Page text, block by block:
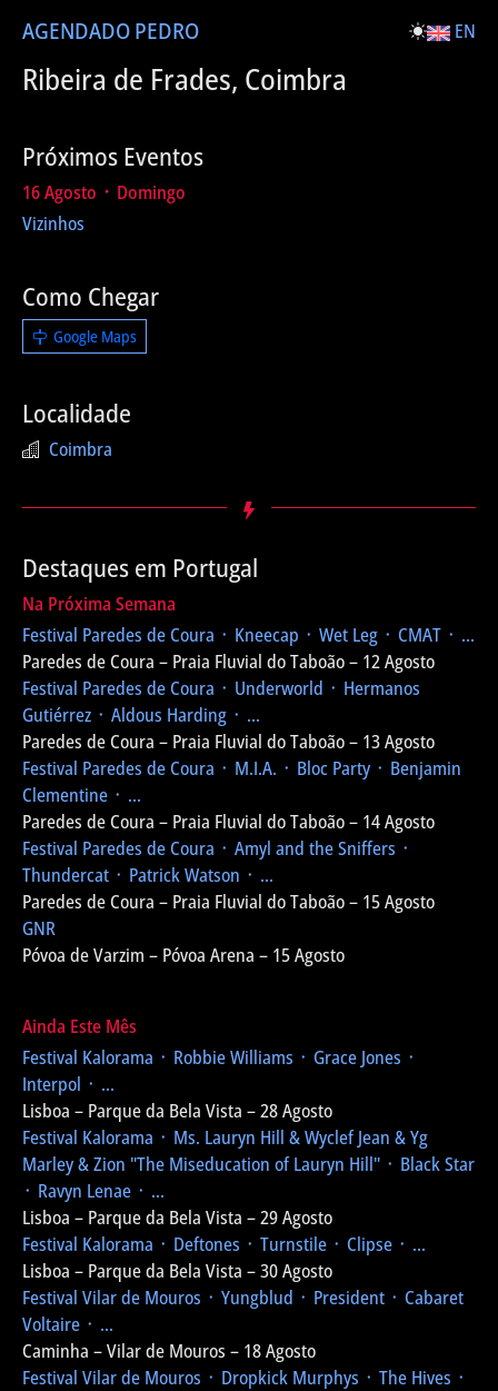
AGENDADO PEDRO EN
Ribeira de Frades, Coimbra
Próximos Eventos
16 Agosto ᛫ Domingo
Vizinhos
Como Chegar
Google Maps
Localidade
Coimbra
Destaques em Portugal
Na Próxima Semana
Festival Paredes de Coura ᛫ Kneecap ᛫ Wet Leg ᛫ CMAT ᛫ ...
Paredes de Coura – Praia Fluvial do Taboão – 12 Agosto
Festival Paredes de Coura ᛫ Underworld ᛫ Hermanos
Gutiérrez ᛫ Aldous Harding ᛫ ...
Paredes de Coura – Praia Fluvial do Taboão – 13 Agosto
Festival Paredes de Coura ᛫ M.I.A. ᛫ Bloc Party ᛫ Benjamin
Clementine ᛫ ...
Paredes de Coura – Praia Fluvial do Taboão – 14 Agosto
Festival Paredes de Coura ᛫ Amyl and the Sniffers ᛫
Thundercat ᛫ Patrick Watson ᛫ ...
Paredes de Coura – Praia Fluvial do Taboão – 15 Agosto
GNR
Póvoa de Varzim – Póvoa Arena – 15 Agosto
Ainda Este Mês
Festival Kalorama ᛫ Robbie Williams ᛫ Grace Jones ᛫
Interpol ᛫ ...
Lisboa – Parque da Bela Vista – 28 Agosto
Festival Kalorama ᛫ Ms. Lauryn Hill & Wyclef Jean & Yg
Marley & Zion "The Miseducation of Lauryn Hill" ᛫ Black Star
᛫ Ravyn Lenae ᛫ ...
Lisboa – Parque da Bela Vista – 29 Agosto
Festival Kalorama ᛫ Deftones ᛫ Turnstile ᛫ Clipse ᛫ ...
Lisboa – Parque da Bela Vista – 30 Agosto
Festival Vilar de Mouros ᛫ Yungblud ᛫ President ᛫ Cabaret
Voltaire ᛫ ...
Caminha – Vilar de Mouros – 18 Agosto
Festival Vilar de Mouros ᛫ Dropkick Murphys ᛫ The Hives ᛫